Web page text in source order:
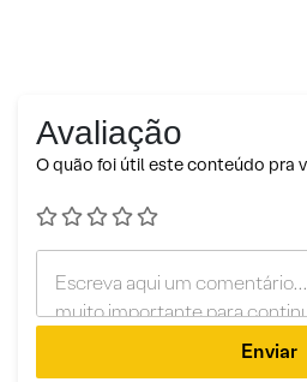
Avaliação
O quão foi útil este conteúdo pra
Enviar